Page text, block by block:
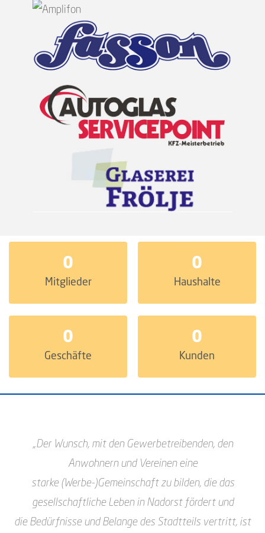
0
Mitglieder
0
Geschäfte
0
Haushalte
0
Kunden
„Der Wunsch, mit den Gewerbetreibenden, den
Anwohnern und Vereinen eine
starke(Werbe-)Gemeinschaft zu bilden, die das
gesellschaftliche Leben in Nadorst fördert und
dieBedürfnisse und Belange des Stadtteils vertritt, ist